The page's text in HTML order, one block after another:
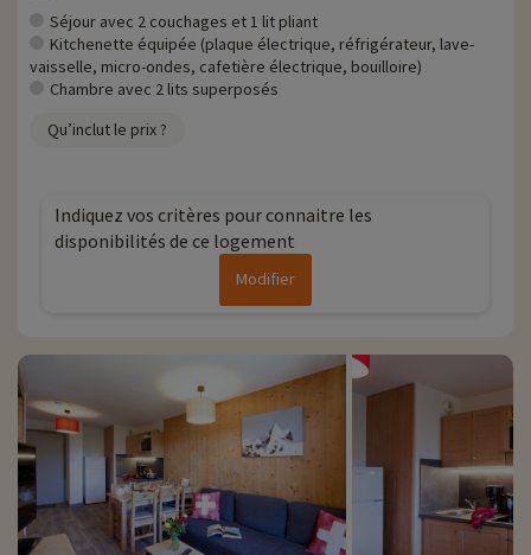
remise directement en ligne après avoir choisi votre logement et
vous pouvez les découvriren cliquant ici !
Zoom sur la station
• La station Saint-Sorlin d'Arves
› Station à 1600m d'altitude, sommet à 2600m
› 120km de piste
› Connexion au domaine skiable des Sybelles
Séjour avec 2 couchages et 1 lit pliant
Kitchenette équipée (plaque électrique, réfrigérateur, lave-
vaisselle, micro-ondes, cafetière électrique, bouilloire)
Chambre avec 2 lits superposés
Qu’inclut le prix ?
Indiquez vos critères pour connaitre les
disponibilités de ce logement
Modifier